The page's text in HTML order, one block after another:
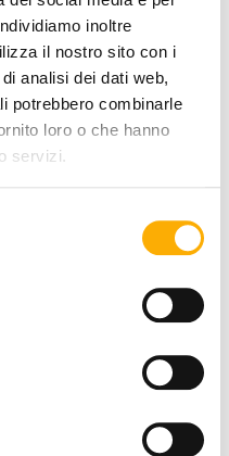
inoltre
il nostro sito con i
analisi dei dati web,
potrebbero combinarle
loro o che hanno
servizi.
Sunbed